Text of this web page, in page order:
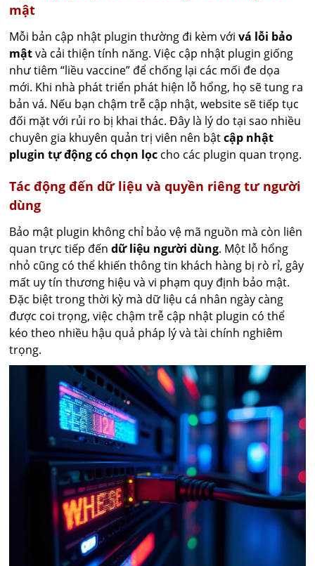
mật
Mỗi bản cập nhật plugin thường đi kèm vớivá lỗi bảo
mậtvà cải thiện tính năng. Việc cập nhật plugin giống
như tiêm “liều vaccine” để chống lại các mối đe dọa
mới. Khi nhà phát triển phát hiện lỗ hổng, họ sẽ tung ra
bản vá. Nếu bạn chậm trễ cập nhật, website sẽ tiếp tục
đối mặt với rủi ro bị khai thác. Đây là lý do tại sao nhiều
chuyên gia khuyên quản trị viên nên bậtcập nhật
plugin tự động có chọn lọc cho các plugin quan trọng.
Tác động đến dữ liệu và quyền riêng tư người
dùng
Bảo mật plugin không chỉ bảo vệ mã nguồn mà còn liên
quan trực tiếp đếndữ liệu người dùng. Một lỗ hổng
nhỏ cũng có thể khiến thông tin khách hàng bị rò rỉ, gây
mất uy tín thương hiệu và vi phạm quy định bảo mật.
Đặc biệt trong thời kỳ mà dữ liệu cá nhân ngày càng
được coi trọng, việc chậm trễ cập nhật plugin có thể
kéo theo nhiều hậu quả pháp lý và tài chính nghiêm
trọng.